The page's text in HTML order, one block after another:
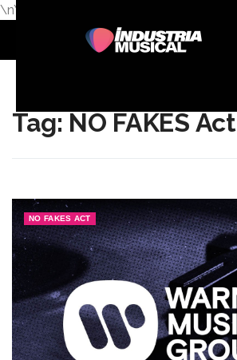
\n\n
Tag: NO FAKES Act
NO FAKES ACT